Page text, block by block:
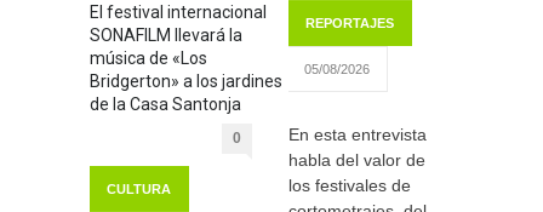
El festival internacional
SONAFILM llevará la
música de «Los
Bridgerton» a los jardines
de la Casa Santonja
0
CULTURA
REPORTAJES
05/08/2026
En esta entrevista
habla del valor de
los festivales de